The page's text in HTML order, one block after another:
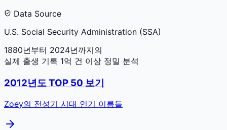
Data Source
U.S. Social Security Administration (SSA)
1880년부터 2024년까지의
실제 출생 기록 1억 건 이상 정밀 분석
2012년도 TOP 50 보기
Zoey의 전성기 시대 인기 이름들